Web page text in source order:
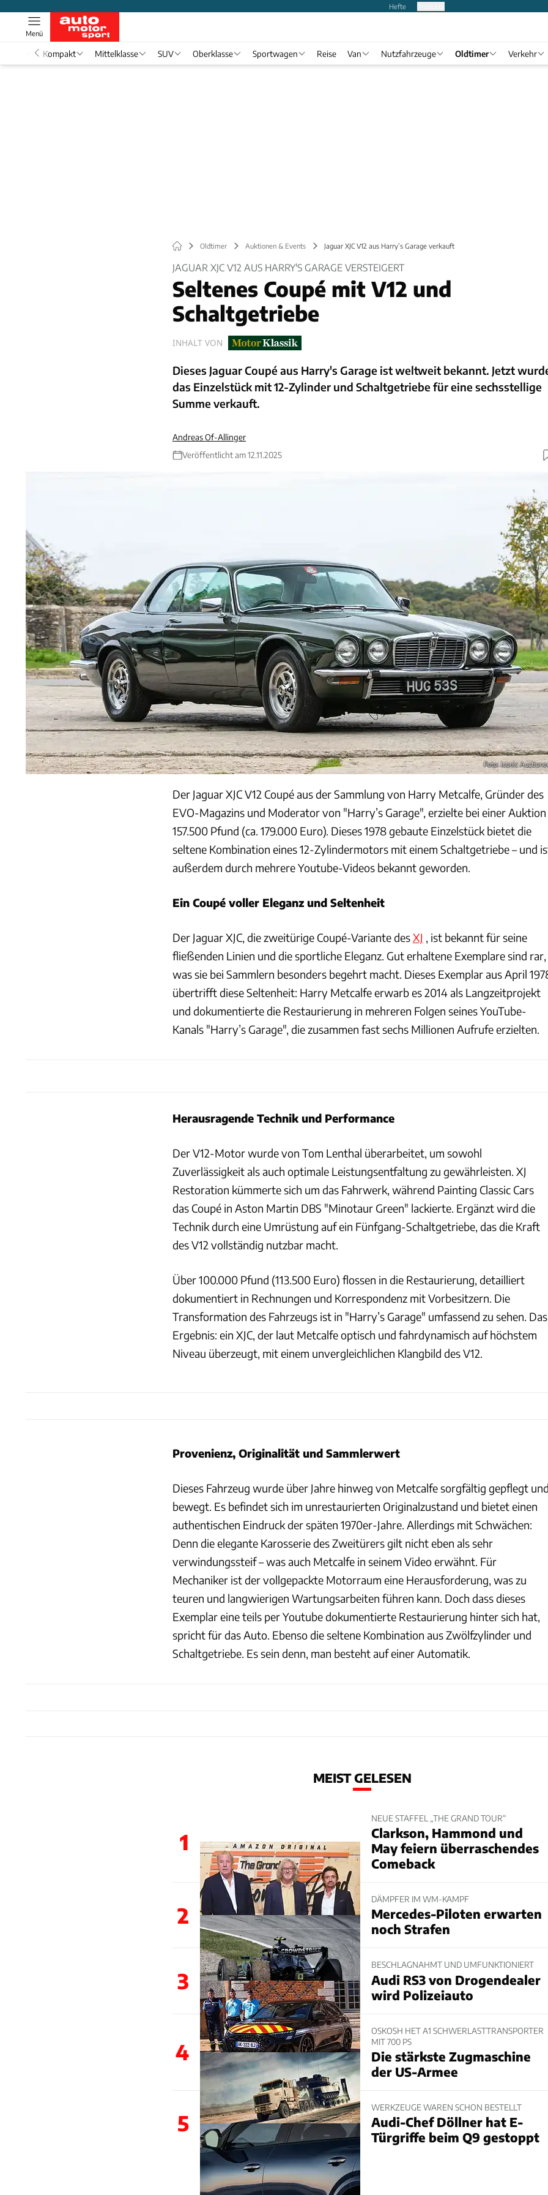
Hefte
Menü
Kompakt Mittelklasse SUV Oberklasse Sportwagen Reise Van Nutzfahrzeuge Oldtimer Verkehr
Oldtimer Auktionen & Events Jaguar XJC V12 aus Harry’s Garage verkauft
JAGUAR XJC V12 AUS HARRY'S GARAGE VERSTEIGERT
Seltenes Coupé mit V12 und
Schaltgetriebe
INHALT VON
Dieses Jaguar Coupé aus Harry's Garage ist weltweit bekannt. Jetzt
das Einzelstück mit 12-Zylinder und Schaltgetriebe für eine sechsstellige
Summe verkauft.
Andreas Of-Allinger
Veröffentlicht am 12.11.2025
Foto: Iconic
Der Jaguar XJC V12 Coupé aus der Sammlung von Harry Metcalfe, Gründer des
EVO-Magazins und Moderator von "Harry’s Garage", erzielte bei einer Auktion
157.500 Pfund (ca. 179.000 Euro). Dieses 1978 gebaute Einzelstück bietet die
seltene Kombination eines 12-Zylindermotors mit einem Schaltgetriebe – und
außerdem durch mehrere Youtube-Videos bekannt geworden.
Ein Coupé voller Eleganz und Seltenheit
Der Jaguar XJC, die zweitürige Coupé-Variante desXJ , ist bekannt für seine
fließenden Linien und die sportliche Eleganz. Gut erhaltene Exemplare sind rar,
was sie bei Sammlern besonders begehrt macht. Dieses Exemplar aus April
übertrifft diese Seltenheit: Harry Metcalfe erwarb es 2014 als Langzeitprojekt
und dokumentierte die Restaurierung in mehreren Folgen seines YouTube-
Kanals "Harry’s Garage", die zusammen fast sechs Millionen Aufrufe erzielten.
Herausragende Technik und Performance
Der V12-Motor wurde von Tom Lenthal überarbeitet, um sowohl
Zuverlässigkeit als auch optimale Leistungsentfaltung zu gewährleisten. XJ
Restoration kümmerte sich um das Fahrwerk, während Painting Classic Cars
das Coupé in Aston Martin DBS "Minotaur Green" lackierte. Ergänzt wird die
Technik durch eine Umrüstung auf ein Fünfgang-Schaltgetriebe, das die Kraft
des V12 vollständig nutzbar macht.
Über 100.000 Pfund (113.500 Euro) flossen in die Restaurierung, detailliert
dokumentiert in Rechnungen und Korrespondenz mit Vorbesitzern. Die
Transformation des Fahrzeugs ist in "Harry’s Garage" umfassend zu sehen. Das
Ergebnis: ein XJC, der laut Metcalfe optisch und fahrdynamisch auf höchstem
Niveau überzeugt, mit einem unvergleichlichen Klangbild des V12.
Provenienz, Originalität und Sammlerwert
Dieses Fahrzeug wurde über Jahre hinweg von Metcalfe sorgfältig gepflegt und
bewegt. Es befindet sich im unrestaurierten Originalzustand und bietet einen
authentischen Eindruck der späten 1970er-Jahre. Allerdings mit Schwächen:
Denn die elegante Karosserie des Zweitürers gilt nicht eben als sehr
verwindungssteif – was auch Metcalfe in seinem Video erwähnt. Für
Mechaniker ist der vollgepackte Motorraum eine Herausforderung, was zu
teuren und langwierigen Wartungsarbeiten führen kann. Doch dass dieses
Exemplar eine teils per Youtube dokumentierte Restaurierung hinter sich hat,
spricht für das Auto. Ebenso die seltene Kombination aus Zwölfzylinder und
Schaltgetriebe. Es sein denn, man besteht auf einer Automatik.
MEIST GELESEN
1
NEUE STAFFEL „THE GRAND TOUR“
Clarkson, Hammond und
May feiern überraschendes
Comeback
2
DÄMPFER IM WM-KAMPF
Mercedes-Piloten erwarten
noch Strafen
3
BESCHLAGNAHMT UND UMFUNKTIONIERT
Audi RS3 von Drogendealer
wird Polizeiauto
4
OSKOSH HET A1 SCHWERLASTTRANSPORTER
MIT 700 PS
Die stärkste Zugmaschine
der US-Armee
5
WERKZEUGE WAREN SCHON BESTELLT
Audi-Chef Döllner hat E-
Türgriffe beim Q9 gestoppt